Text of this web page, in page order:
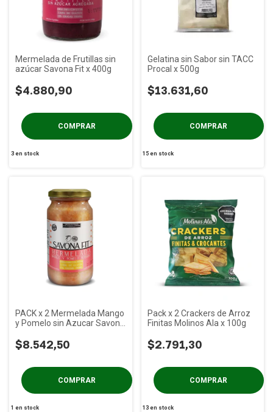
Mermelada de Frutillas sin
azúcar Savona Fit x 400g
$4.880,90
3en stock
Gelatina sin Sabor sin TACC
Procal x 500g
$13.631,60
15 en stock
PACK x 2 Mermelada Mango
y Pomelo sin Azucar Savona
$8.542,50
1 en stock
Pack x 2 Crackers de Arroz
Finitas Molinos Ala x 100g
$2.791,30
13 en stock